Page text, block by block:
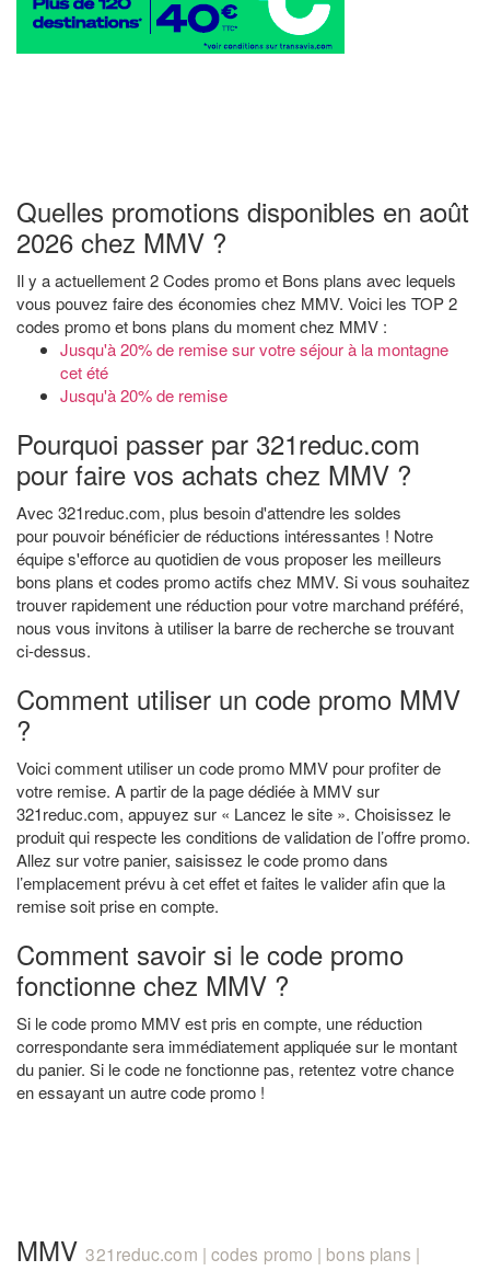
Quelles promotions disponibles en août
2026 chez MMV ?
Il y a actuellement 2 Codes promo et Bons plans avec lequels
vous pouvez faire des économies chez MMV. Voici les TOP 2
codes promo et bons plans du moment chez MMV :
Jusqu'à 20% de remise sur votre séjour à la montagne
cet été
Jusqu'à 20% de remise
Pourquoi passer par 321reduc.com
pour faire vos achats chez MMV ?
Avec 321reduc.com, plus besoin d'attendre les soldes
pour pouvoir bénéficier de réductions intéressantes ! Notre
équipe s'efforce au quotidien de vous proposer les meilleurs
bons plans et codes promo actifs chez MMV. Si vous souhaitez
trouver rapidement une réduction pour votre marchand préféré,
nous vous invitons à utiliser la barre de recherche se trouvant
ci-dessus.
Comment utiliser un code promo MMV
?
Voici comment utiliser un code promo MMV pour profiter de
votre remise. A partir de la page dédiée à MMV sur
321reduc.com, appuyez sur « Lancez le site ». Choisissez le
produit qui respecte les conditions de validation de l’offre promo.
Allez sur votre panier, saisissez le code promo dans
l’emplacement prévu à cet effet et faites le valider afin que la
remise soit prise en compte.
Comment savoir si le code promo
fonctionne chez MMV ?
Si le code promo MMV est pris en compte, une réduction
correspondante sera immédiatement appliquée sur le montant
du panier. Si le code ne fonctionne pas, retentez votre chance
en essayant un autre code promo !
MMV321reduc.com | codes promo | bons plans |